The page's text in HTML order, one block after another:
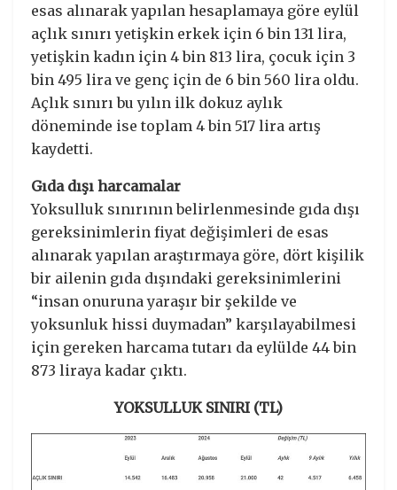
esas alınarak yapılan hesaplamaya göre eylül
açlık sınırı yetişkin erkek için 6 bin 131 lira,
yetişkin kadın için 4 bin 813 lira, çocuk için 3
bin 495 lira ve genç için de 6 bin 560 lira oldu.
Açlık sınırı bu yılın ilk dokuz aylık
döneminde ise toplam 4 bin 517 lira artış
kaydetti.
Gıda dışı harcamalar
Yoksulluk sınırının belirlenmesinde gıda dışı
gereksinimlerin fiyat değişimleri de esas
alınarak yapılan araştırmaya göre, dört kişilik
bir ailenin gıda dışındaki gereksinimlerini
“insan onuruna yaraşır bir şekilde ve
yoksunluk hissi duymadan” karşılayabilmesi
için gereken harcama tutarı da eylülde 44 bin
873 liraya kadar çıktı.
YOKSULLUK SINIRI (TL)